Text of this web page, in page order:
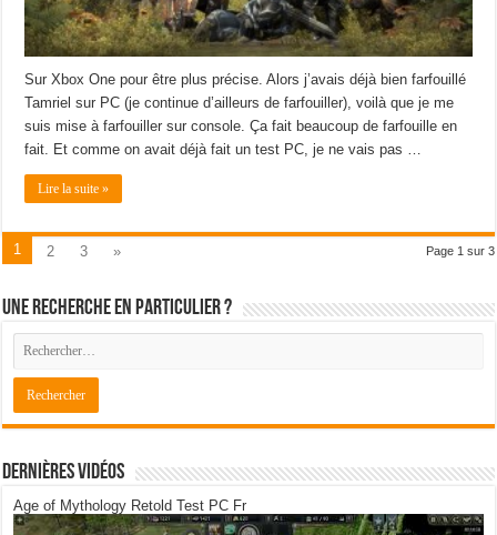
Sur Xbox One pour être plus précise. Alors j’avais déjà bien farfouillé
Tamriel sur PC (je continue d’ailleurs de farfouiller), voilà que je me
suis mise à farfouiller sur console. Ça fait beaucoup de farfouille en
fait. Et comme on avait déjà fait un test PC, je ne vais pas …
Lire la suite »
Page 1 sur 3
1 2 3 »
Une recherche en particulier ?
Dernières Vidéos
Age of Mythology Retold Test PC Fr